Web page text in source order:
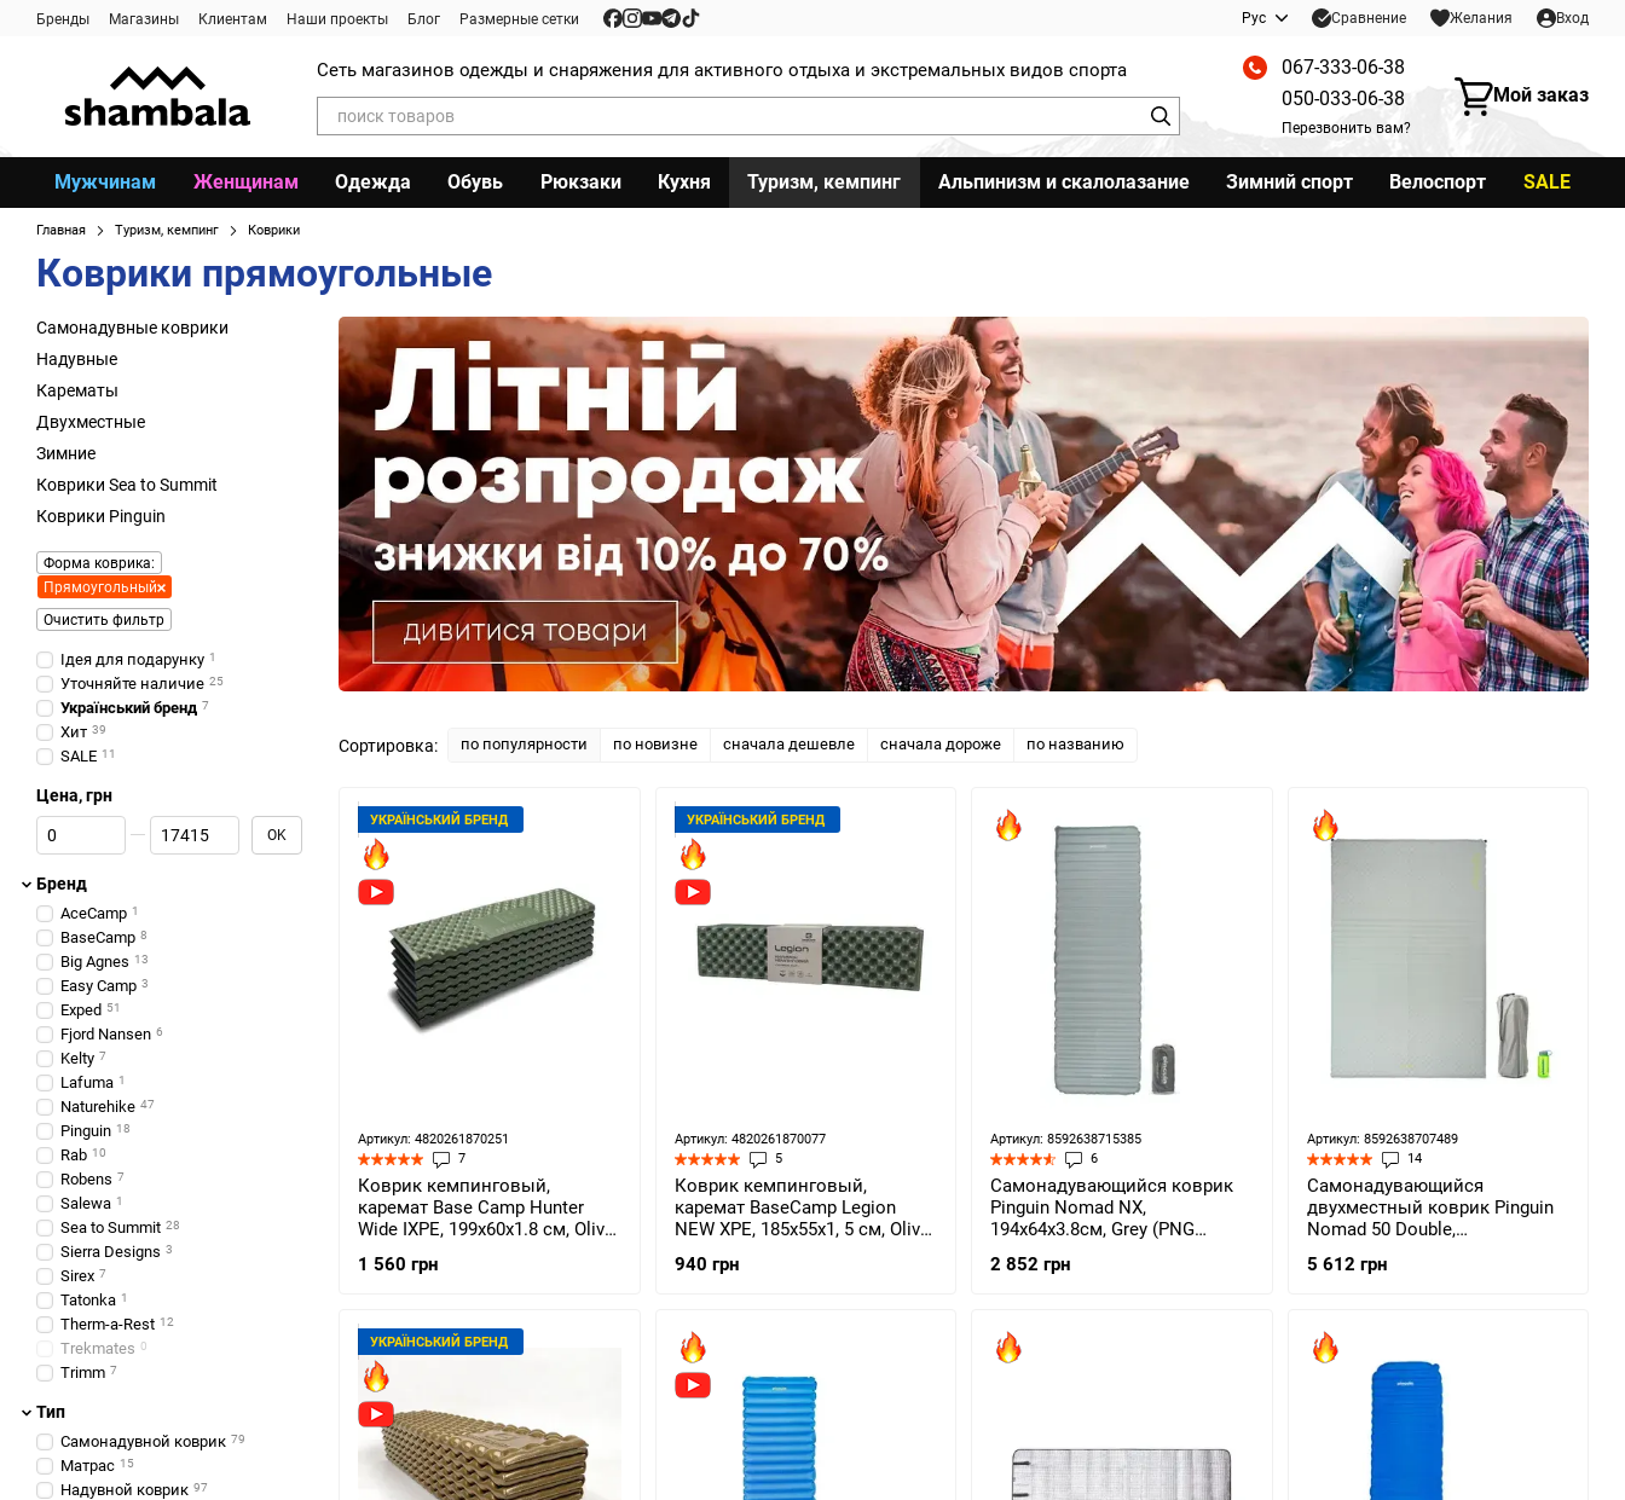
Перейти к основному контенту
Бренды Магазины Клиентам Наши проекты Блог Размерные сетки Рус Сравнение Желания Вход
Сеть магазинов одежды и снаряжения для активного отдыха и экстремальных видов спорта
067-333-06-38
050-033-06-38
Перезвонить вам?
Мой заказ
Мужчинам Женщинам Одежда Обувь Рюкзаки Кухня Туризм, кемпинг Альпинизм и скалолазание Зимний спорт Велоспорт SALE
Главная Туризм, кемпинг Коврики
Коврики прямоугольные
Сортировка: по популярности по новизне сначала дешевле сначала дороже по названию
УКРАЇНСЬКИЙ БРЕНД
Артикул: 4820261870251
7
Коврик кемпинговый,
каремат Base Camp Hunter
Wide IXPE, 199х60х1.8 см, Olive
1 560 грн
УКРАЇНСЬКИЙ БРЕНД
Артикул: 4820261870077
5
Коврик кемпинговый,
каремат BaseCamp Legion
NEW XPE, 185х55х1, 5 см, Olive
940 грн
Артикул: 8592638715385
6
Самонадувающийся коврик
Pinguin Nomad NX,
194x64x3.8см, Grey (PNG
2 852 грн
Артикул: 8592638707489
14
Самонадувающийся
двухместный коврик Pinguin
Nomad 50 Double,
707.Grey)
5 612 грн
УКРАЇНСЬКИЙ БРЕНД
Самонадувные коврики
Надувные
Карематы
Двухместные
Зимние
Коврики Sea to Summit
Коврики Pinguin
Форма коврика:
Прямоугольный
Очистить фильтр
Ідея для подарунку 1
Уточняйте наличие 25
Український бренд 7
Хит 39
SALE 11
Цена, грн
От Цена, грн
До Цена, грн OK
Бренд
AceCamp 1
BaseCamp 8
Big Agnes 13
Easy Camp 3
Exped 51
Fjord Nansen 6
Kelty 7
Lafuma 1
Naturehike 47
Pinguin 18
Rab 10
Robens 7
Salewa 1
Sea to Summit 28
Sierra Designs 3
Sirex 7
Tatonka 1
Therm-a-Rest 12
Trekmates 0
Trimm 7
Тип
Самонадувной коврик 79
Матрас 15
Надувной коврик 97